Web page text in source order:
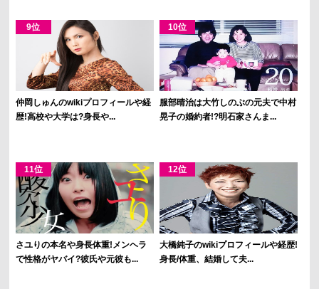
仲岡しゅんのwikiプロフィールや経
歴!高校や大学は?身長や...
服部晴治は大竹しのぶの元夫で中村
晃子の婚約者!?明石家さんま...
さユりの本名や身長体重!メンヘラ
で性格がヤバイ?彼氏や元彼も...
大橋純子のwikiプロフィールや経歴!
身長/体重、結婚して夫...